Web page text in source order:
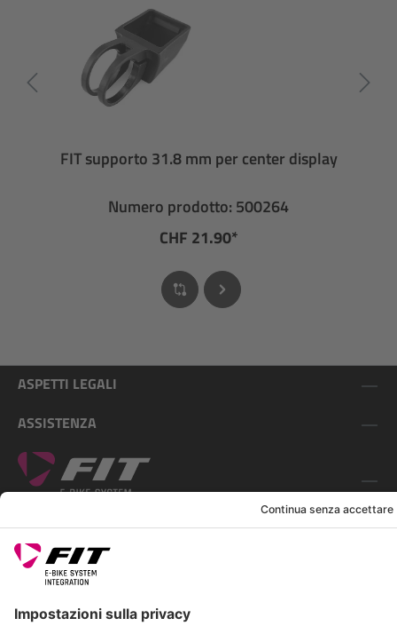
FIT supporto 31.8 mm per center display
Numero prodotto: 500264
CHF 21.90*
ASPETTI LEGALI
ASSISTENZA